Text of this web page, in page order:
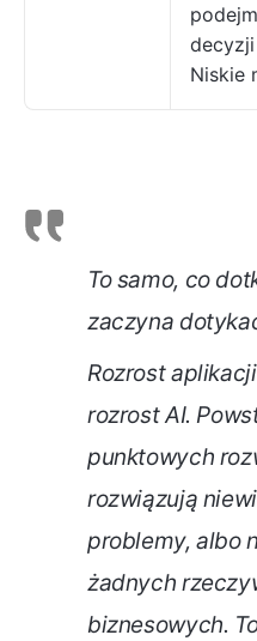
decyzji
Niskie
To samo, co
zaczyna
Rozrost
rozrost AI.
punktowych
rozwiązują
problemy, albo
żadnych
biznesowych.